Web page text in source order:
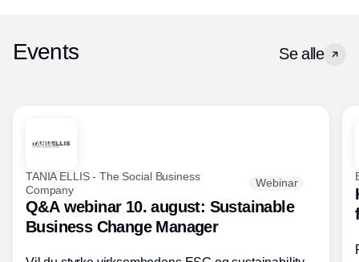
Events Se alle
TANIA ELLIS - The Social Business
Company
Webinar
Q&A webinar 10. august: Sustainable
Business Change Manager